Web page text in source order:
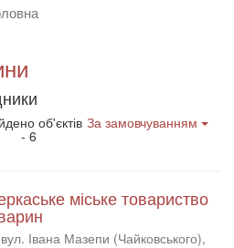
об'єктів
- 6
За замовчуванням
міське товариство
Івана Мазепи (Чайковського),